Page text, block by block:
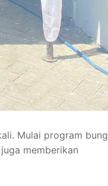
Mulai program
memberikan